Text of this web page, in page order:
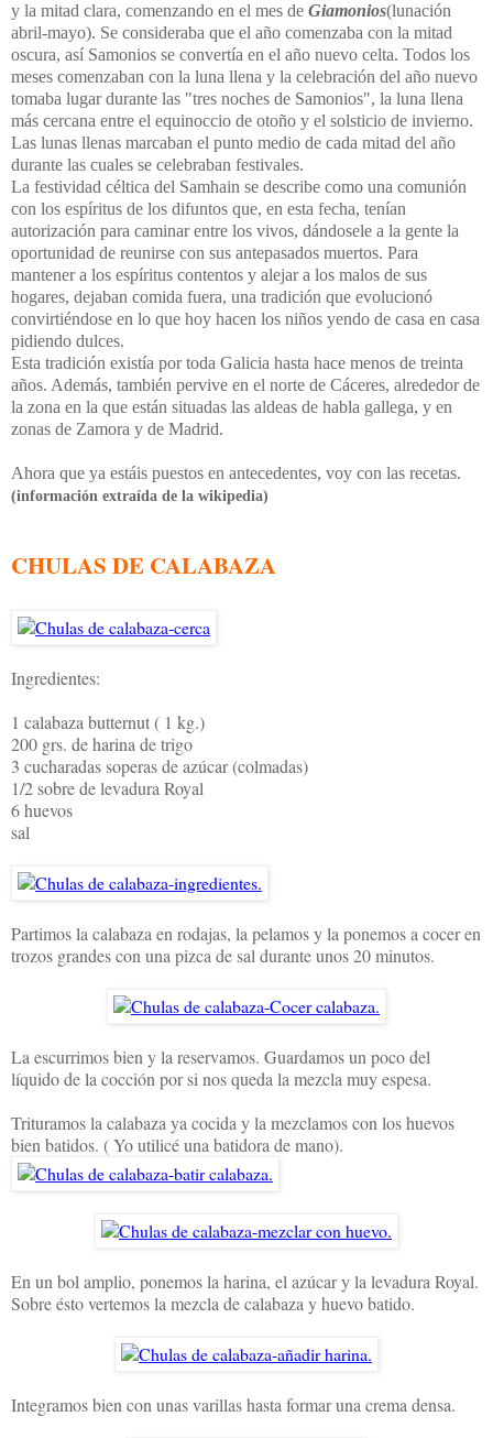
y la mitad clara, comenzando en el mes de Giamonios(lunación
abril-mayo). Se consideraba que el año comenzaba con la mitad
oscura, así Samonios se convertía en el año nuevo celta. Todos los
meses comenzaban con la luna llena y la celebración del año nuevo
tomaba lugar durante las "tres noches de Samonios", la luna llena
más cercana entre el equinoccio de otoño y el solsticio de invierno.
Las lunas llenas marcaban el punto medio de cada mitad del año
durante las cuales se celebraban festivales.
La festividad céltica del Samhain se describe como una comunión
con los espíritus de los difuntos que, en esta fecha, tenían
autorización para caminar entre los vivos, dándosele a la gente la
oportunidad de reunirse con sus antepasados muertos. Para
mantener a los espíritus contentos y alejar a los malos de sus
hogares, dejaban comida fuera, una tradición que evolucionó
convirtiéndose en lo que hoy hacen los niños yendo de casa en casa
pidiendo dulces.
Esta tradición existía por toda Galicia hasta hace menos de treinta
años. Además, también pervive en el norte de Cáceres, alrededor de
la zona en la que están situadas las aldeas de habla gallega, y en
zonas de Zamora y de Madrid.
Ahora que ya estáis puestos en antecedentes, voy con las recetas.
(información extraída de la wikipedia)
CHULAS DE CALABAZA
Ingredientes:
1 calabaza butternut ( 1 kg.)
200 grs. de harina de trigo
3 cucharadas soperas de azúcar (colmadas)
1/2 sobre de levadura Royal
6 huevos
sal
Partimos la calabaza en rodajas, la pelamos y la ponemos a cocer en
trozos grandes con una pizca de sal durante unos 20 minutos.
La escurrimos bien y la reservamos. Guardamos un poco del
líquido de la cocción por si nos queda la mezcla muy espesa.
Trituramos la calabaza ya cocida y la mezclamos con los huevos
bien batidos. ( Yo utilicé una batidora de mano).
En un bol amplio, ponemos la harina, el azúcar y la levadura Royal.
Sobre ésto vertemos la mezcla de calabaza y huevo batido.
Integramos bien con unas varillas hasta formar una crema densa.